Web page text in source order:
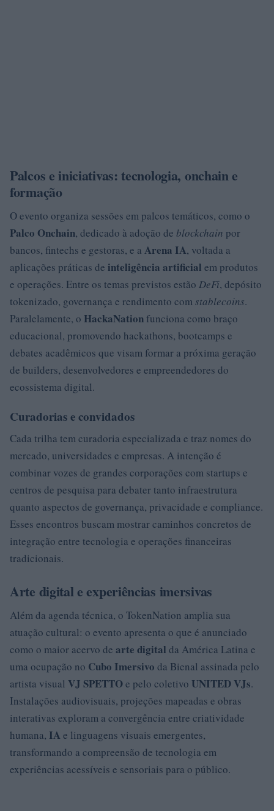
Palcos e iniciativas: tecnologia, onchain e
formação
O evento organiza sessões em palcos temáticos, como o
Palco Onchain, dedicado à adoção de blockchain por
bancos, fintechs e gestoras, e a Arena IA, voltada a
aplicações práticas de inteligência artificial em produtos
e operações. Entre os temas previstos estão DeFi, depósito
tokenizado, governança e rendimento comstablecoins.
Paralelamente, o HackaNation funciona como braço
educacional, promovendo hackathons, bootcamps e
debates acadêmicos que visam formar a próxima geração
de builders, desenvolvedores e empreendedores do
ecossistema digital.
Curadorias e convidados
Cada trilha tem curadoria especializada e traz nomes do
mercado, universidades e empresas. A intenção é
combinar vozes de grandes corporações com startups e
centros de pesquisa para debater tanto infraestrutura
quanto aspectos de governança, privacidade e compliance.
Esses encontros buscam mostrar caminhos concretos de
integração entre tecnologia e operações financeiras
tradicionais.
Arte digital e experiências imersivas
Além da agenda técnica, o TokenNation amplia sua
atuação cultural: o evento apresenta o que é anunciado
como o maior acervo de arte digital da América Latina e
uma ocupação no Cubo Imersivo da Bienal assinada pelo
artista visual VJ SPETTOe pelo coletivo UNITED VJs.
Instalações audiovisuais, projeções mapeadas e obras
interativas exploram a convergência entre criatividade
humana, IA e linguagens visuais emergentes,
transformando a compreensão de tecnologia em
experiências acessíveis e sensoriais para o público.